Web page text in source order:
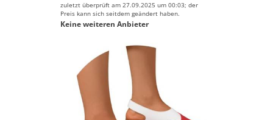
zuletzt überprüft am 27.09.2025 um 00:03; der
Preis kann sich seitdem geändert haben.
Keine weiteren Anbieter